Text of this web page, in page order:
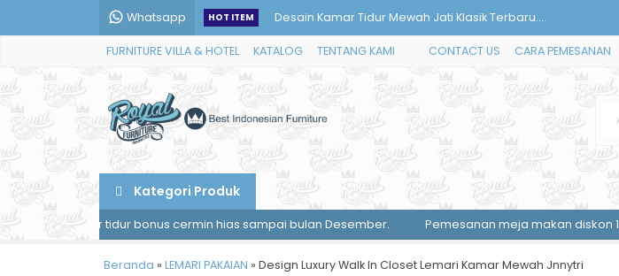
Whatsapp HOT ITEM Harga Set Sofa Ruang Tamu Kayu Minimalis Modern Te....
Sofa Sudut Minimalis Chesterfield Beauty Good Qual....
Desain Lemari Pakaian 3 Pintu Geser Jati Klasik Mi....
Sofa Teras Klasik Mewah Gold Arabian....
Desain Kamar Tidur Mewah Jati Klasik Terbaru....
FURNITURE VILLA & HOTEL KATALOG TENTANG KAMI CONTACT US CARA PEMESANAN
Kategori Produk
tidur bonus cermin hias sampai bulan Desember. Pemesanan meja makan diskon 1 juta rupiah!
Beranda » LEMARI PAKAIAN » Design Luxury Walk In Closet Lemari Kamar Mewah Jnnytri